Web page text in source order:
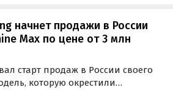
начнет продажи в России
Max по цене от 3 млн
старт продаж в России своего
которую окрестили